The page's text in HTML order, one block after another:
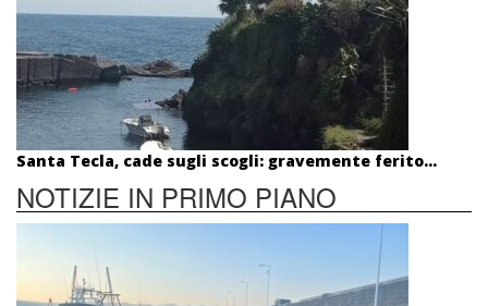
Santa Tecla, cade sugli scogli: gravemente ferito...
NOTIZIE IN PRIMO PIANO